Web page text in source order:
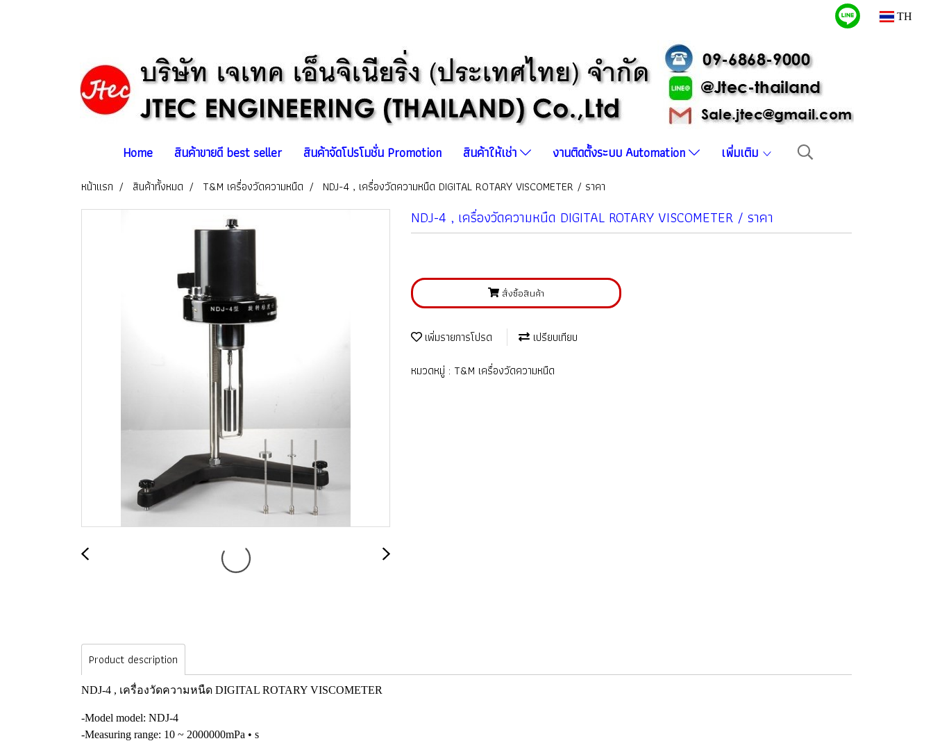
TH
Home สินค้าขายดี best seller สินค้าจัดโปรโมชั่น Promotion สินค้าให้เช่า งานติดตั้งระบบ Automation เพิ่มเติม
หน้าแรก สินค้าทั้งหมด T&M เครื่องวัดความหนืด NDJ-4 , เครื่องวัดความหนืด DIGITAL ROTARY VISCOMETER / ราคา
NDJ-4 , เครื่องวัดความหนืด DIGITAL ROTARY VISCOMETER / ราคา
สั่งซื้อสินค้า
เพิ่มรายการโปรด
เปรียบเทียบ
หมวดหมู่ : T&M เครื่องวัดความหนืด
Product description
NDJ-4 , เครื่องวัดความหนืด DIGITAL ROTARY VISCOMETER
-Model model: NDJ-4
-Measuring range: 10 ~ 2000000mPa • s